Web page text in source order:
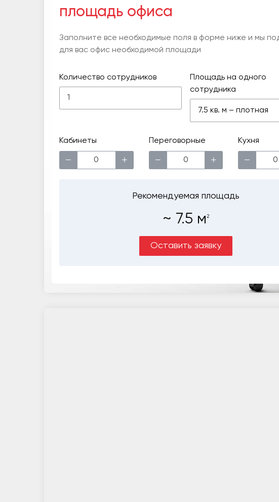
площадь офиса
Заполните все необходимые поля в форме ниже и мы
для вас офис необходимой площади
Количество сотрудников
Площадь на одного
сотрудника
7.5 кв. м – плотная
Кабинеты
− +
Переговорные
− +
Кухня
−
Рекомендуемая площадь
~ 7.5 м 2
Оставить заявку